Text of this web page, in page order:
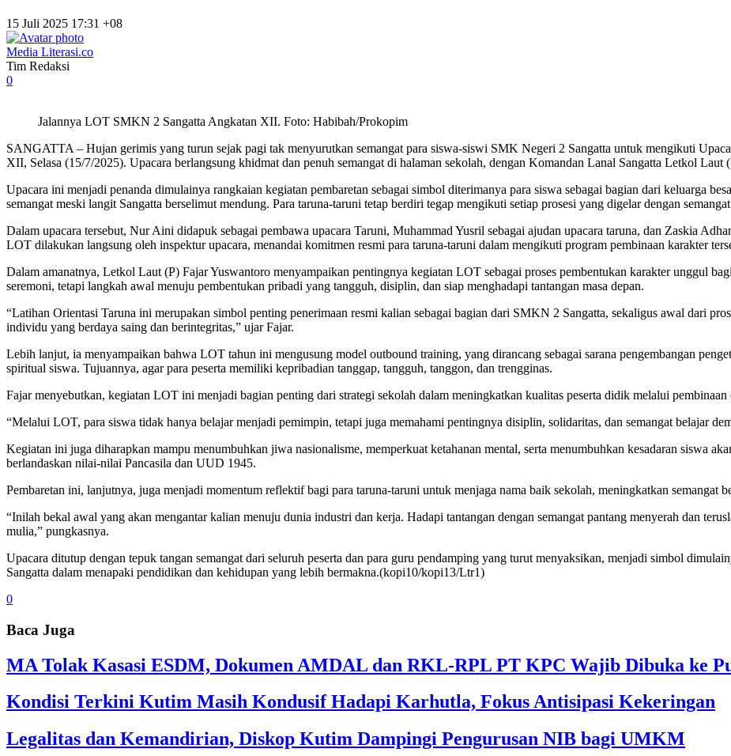
15 Juli 2025 17:31 +08
Media Literasi.co
Tim Redaksi
0
Jalannya LOT SMKN 2 Sangatta Angkatan XII. Foto: Habibah/Prokopim
SANGATTA – Hujan gerimis yang turun sejak pagi tak menyurutkan semangat para siswa-siswi SMK Negeri 2 Sangatta untuk mengikuti
XII, Selasa (15/7/2025). Upacara berlangsung khidmat dan penuh semangat di halaman sekolah, dengan Komandan Lanal Sangatta Letkol Laut
Upacara ini menjadi penanda dimulainya rangkaian kegiatan pembaretan sebagai simbol diterimanya para siswa sebagai bagian dari keluarga
semangat meski langit Sangatta berselimut mendung. Para taruna-taruni tetap berdiri tegap mengikuti setiap prosesi yang digelar dengan
Dalam upacara tersebut, Nur Aini didapuk sebagai pembawa upacara Taruni, Muhammad Yusril sebagai ajudan upacara taruna, dan Zaskia
LOT dilakukan langsung oleh inspektur upacara, menandai komitmen resmi para taruna-taruni dalam mengikuti program pembinaan karakter
Dalam amanatnya, Letkol Laut (P) Fajar Yuswantoro menyampaikan pentingnya kegiatan LOT sebagai proses pembentukan karakter unggul
seremoni, tetapi langkah awal menuju pembentukan pribadi yang tangguh, disiplin, dan siap menghadapi tantangan masa depan.
“Latihan Orientasi Taruna ini merupakan simbol penting penerimaan resmi kalian sebagai bagian dari SMKN 2 Sangatta, sekaligus awal dari
individu yang berdaya saing dan berintegritas,” ujar Fajar.
Lebih lanjut, ia menyampaikan bahwa LOT tahun ini mengusung model outbound training, yang dirancang sebagai sarana pengembangan
spiritual siswa. Tujuannya, agar para peserta memiliki kepribadian tanggap, tangguh, tanggon, dan trengginas.
Fajar menyebutkan, kegiatan LOT ini menjadi bagian penting dari strategi sekolah dalam meningkatkan kualitas peserta didik melalui pembinaan
“Melalui LOT, para siswa tidak hanya belajar menjadi pemimpin, tetapi juga memahami pentingnya disiplin, solidaritas, dan semangat belajar
Kegiatan ini juga diharapkan mampu menumbuhkan jiwa nasionalisme, memperkuat ketahanan mental, serta menumbuhkan kesadaran siswa
berlandaskan nilai-nilai Pancasila dan UUD 1945.
Pembaretan ini, lanjutnya, juga menjadi momentum reflektif bagi para taruna-taruni untuk menjaga nama baik sekolah, meningkatkan semangat
“Inilah bekal awal yang akan mengantar kalian menuju dunia industri dan kerja. Hadapi tantangan dengan semangat pantang menyerah dan
mulia,” pungkasnya.
Upacara ditutup dengan tepuk tangan semangat dari seluruh peserta dan para guru pendamping yang turut menyaksikan, menjadi simbol
Sangatta dalam menapaki pendidikan dan kehidupan yang lebih bermakna.(kopi10/kopi13/Ltr1)
0
Baca Juga
MA Tolak Kasasi ESDM, Dokumen AMDAL dan RKL-RPL PT KPC Wajib Dibuka ke
Kondisi Terkini Kutim Masih Kondusif Hadapi Karhutla, Fokus Antisipasi Kekeringan
Legalitas dan Kemandirian, Diskop Kutim Dampingi Pengurusan NIB bagi UMKM